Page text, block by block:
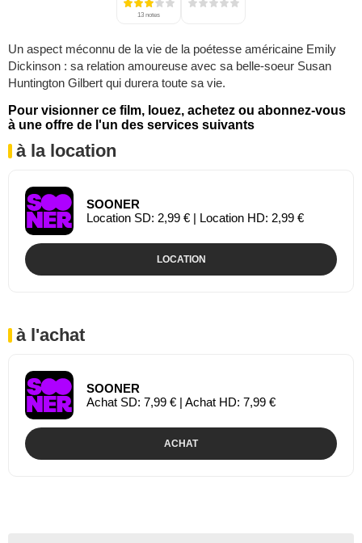
13 notes
Un aspect méconnu de la vie de la poétesse américaine Emily
Dickinson : sa relation amoureuse avec sa belle-soeur Susan
Huntington Gilbert qui durera toute sa vie.
Pour visionner ce film, louez, achetez ou abonnez-vous
à une offre de l'un des services suivants
à la location
SOONER
Location SD: 2,99 € | Location HD: 2,99 €
LOCATION
à l'achat
SOONER
Achat SD: 7,99 € | Achat HD: 7,99 €
ACHAT